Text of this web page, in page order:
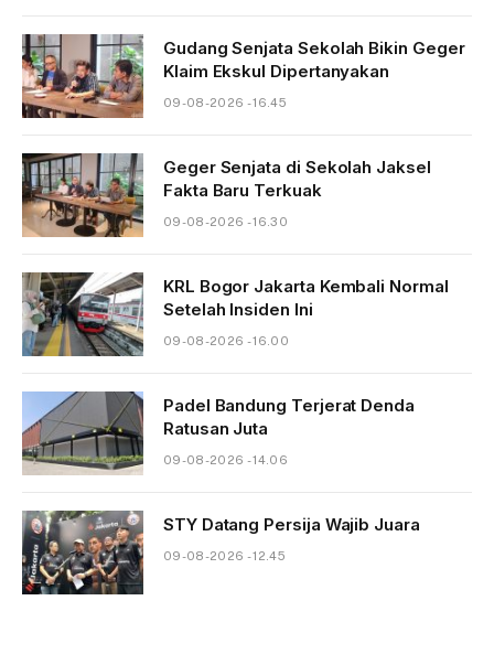
Gudang Senjata Sekolah Bikin Geger
Klaim Ekskul Dipertanyakan
09-08-2026 - 16.45
Geger Senjata di Sekolah Jaksel
Fakta Baru Terkuak
09-08-2026 - 16.30
KRL Bogor Jakarta Kembali Normal
Setelah Insiden Ini
09-08-2026 - 16.00
Padel Bandung Terjerat Denda
Ratusan Juta
09-08-2026 - 14.06
STY Datang Persija Wajib Juara
09-08-2026 - 12.45